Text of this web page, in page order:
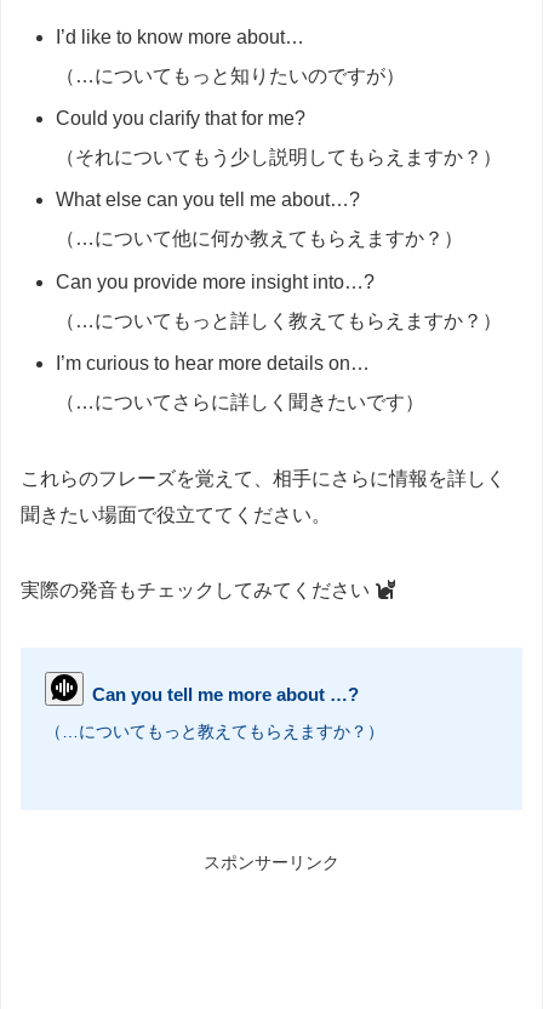
I’d like to know more about…
（…についてもっと知りたいのですが）
Could you clarify that for me?
（それについてもう少し説明してもらえますか？）
What else can you tell me about…?
（…について他に何か教えてもらえますか？）
Can you provide more insight into…?
（…についてもっと詳しく教えてもらえますか？）
I’m curious to hear more details on…
（…についてさらに詳しく聞きたいです）
これらのフレーズを覚えて、相手にさらに情報を詳しく
聞きたい場面で役立ててください。
実際の発音もチェックしてみてください
Can you tell me more about …?
（…についてもっと教えてもらえますか？）
スポンサーリンク